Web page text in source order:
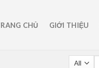
CHỦ GIỚI THIỆU